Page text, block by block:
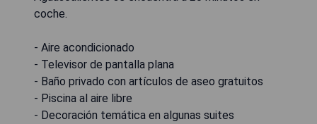
coche.
- Aire acondicionado
- Televisor de pantalla plana
- Baño privado con artículos de aseo gratuitos
- Piscina al aire libre
- Decoración temática en algunas suites